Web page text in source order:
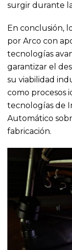
surgir durante
En conclusión,
por Arco con
tecnologías
garantizar el
su viabilidad
como procesos
tecnologías de
Automático
fabricación.